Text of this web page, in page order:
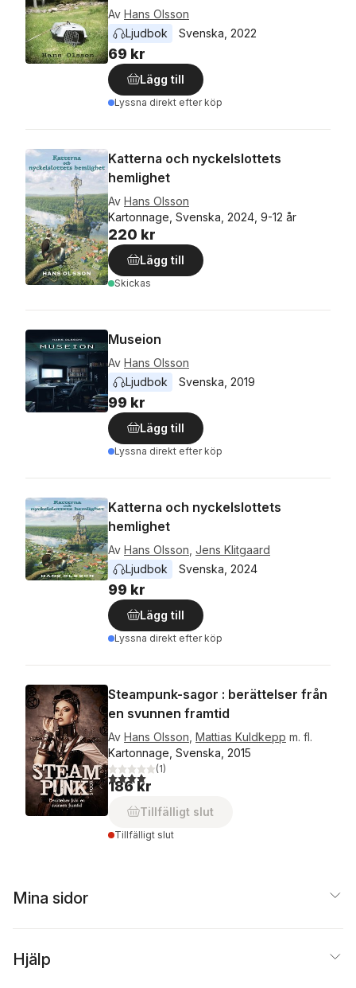
Av Hans Olsson
Ljudbok
Svenska 2022
69 kr
Lägg till
Lyssna direkt efter köp
Katterna och nyckelslottets
hemlighet
Av Hans Olsson
Kartonnage, Svenska, 2024, 9-12 år
220 kr
Lägg till
Skickas
Museion
Av Hans Olsson
Ljudbok
Svenska 2019
99 kr
Lägg till
Lyssna direkt efter köp
Katterna och nyckelslottets
hemlighet
Av Hans Olsson Jens Klitgaard
Ljudbok
Svenska 2024
99 kr
Lägg till
Lyssna direkt efter köp
Steampunk-sagor : berättelser från
en svunnen framtid
Av Hans Olsson Mattias Kuldkepp m. fl.
Kartonnage, Svenska, 2015
4,0utav 5 stjärnor. Totalt antal röster:
(1)
186 kr
Tillfälligt slut
Tillfälligt slut
Mina sidor
Hjälp